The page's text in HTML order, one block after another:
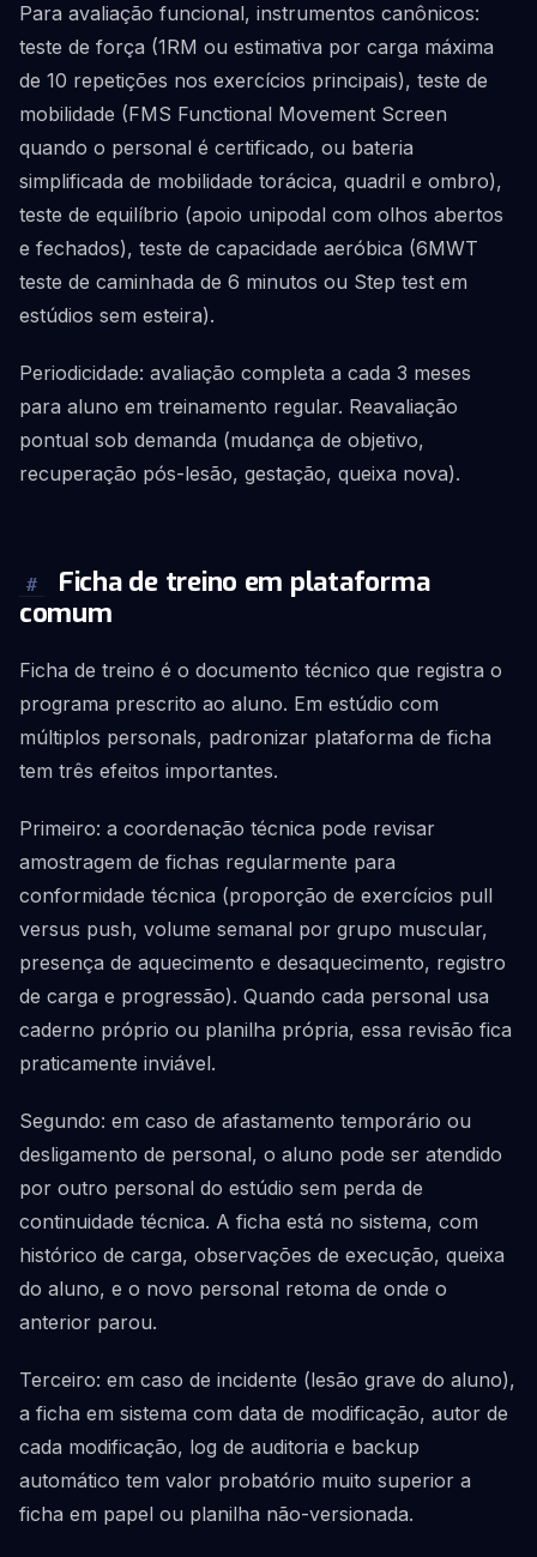
Para avaliação funcional, instrumentos canônicos:
teste de força (1RM ou estimativa por carga máxima
de 10 repetições nos exercícios principais), teste de
mobilidade (FMS Functional Movement Screen
quando o personal é certificado, ou bateria
simplificada de mobilidade torácica, quadril e ombro),
teste de equilíbrio (apoio unipodal com olhos abertos
e fechados), teste de capacidade aeróbica (6MWT
teste de caminhada de 6 minutos ou Step test em
estúdios sem esteira).
Periodicidade: avaliação completa a cada 3 meses
para aluno em treinamento regular. Reavaliação
pontual sob demanda (mudança de objetivo,
recuperação pós-lesão, gestação, queixa nova).
#
Ficha de treino em plataforma
comum
Ficha de treino é o documento técnico que registra o
programa prescrito ao aluno. Em estúdio com
múltiplos personals, padronizar plataforma de ficha
tem três efeitos importantes.
Primeiro: a coordenação técnica pode revisar
amostragem de fichas regularmente para
conformidade técnica (proporção de exercícios pull
versus push, volume semanal por grupo muscular,
presença de aquecimento e desaquecimento, registro
de carga e progressão). Quando cada personal usa
caderno próprio ou planilha própria, essa revisão fica
praticamente inviável.
Segundo: em caso de afastamento temporário ou
desligamento de personal, o aluno pode ser atendido
por outro personal do estúdio sem perda de
continuidade técnica. A ficha está no sistema, com
histórico de carga, observações de execução, queixa
do aluno, e o novo personal retoma de onde o
anterior parou.
Terceiro: em caso de incidente (lesão grave do aluno),
a ficha em sistema com data de modificação, autor de
cada modificação, log de auditoria e backup
automático tem valor probatório muito superior a
ficha em papel ou planilha não-versionada.